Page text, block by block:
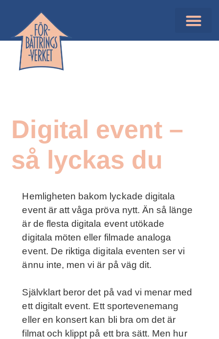
Digital event –
så lyckas du
Hemligheten bakom lyckade digitala
event är att våga pröva nytt. Än så länge
är de flesta digitala event utökade
digitala möten eller filmade analoga
event. De riktiga digitala eventen ser vi
ännu inte, men vi är på väg dit.
Självklart beror det på vad vi menar med
ett digitalt event. Ett sportevenemang
eller en konsert kan bli bra om det är
filmat och klippt på ett bra sätt. Men hur